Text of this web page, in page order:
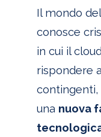
Il mondo
conosce
in cui il
rispondere
contingenti,
una nuova